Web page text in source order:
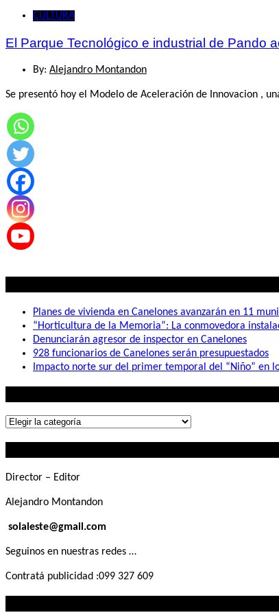
CULTURA
El Parque Tecnológico e industrial de Pando
By: Alejandro Montandon
Se presentó hoy el Modelo de Aceleración de Innovacion ,
Planes de vivienda en Canelones avanzarán en 11
“Horticultura de la Memoria”: La conmovedora
Denunciarán agresor de inspector en Canelones
928 funcionarios de Canelones serán presupuestados
Impacto norte sur del primer temporal del “Niño” en
Lo
Director – Editor
Alejandro Montandon
solaleste@gmail.com
Seguinos en nuestras redes …
Contratá publicidad :099 327 609